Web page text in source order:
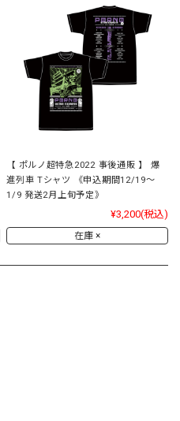
【 ポルノ超特急2022 事後通販 】 爆
進列車 Tシャツ 《申込期間12/19～
1/9 発送2月上旬予定》
¥3,200(税込)
在庫 ×